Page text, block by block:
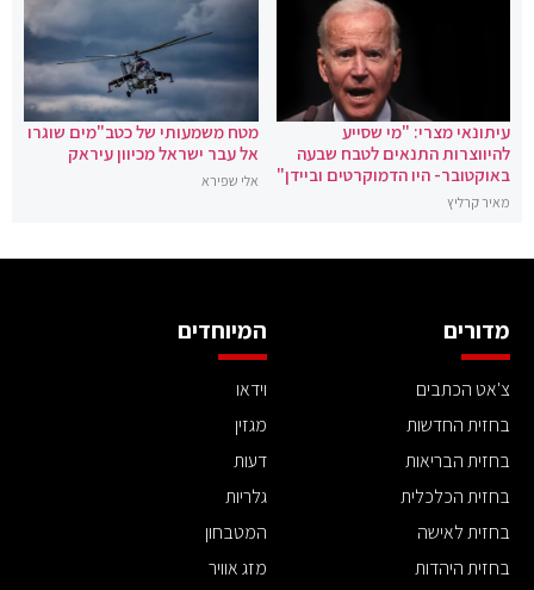
עיתונאי מצרי: "מי שסייע
להיווצרות התנאים לטבח שבעה
באוקטובר- היו הדמוקרטים וביידן"
מאיר קרליץ
מטח משמעותי של כטב"מים שוגרו
אל עבר ישראל מכיוון עיראק
אלי שפירא
מדורים
צ'אט הכתבים
בחזית החדשות
בחזית הבריאות
בחזית הכלכלית
בחזית לאישה
בחזית היהדות
המיוחדים
וידאו
מגזין
דעות
גלריות
המטבחון
מזג אוויר